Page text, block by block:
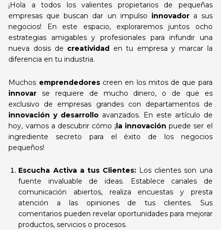
¡Hola a todos los valientes propietarios de pequeñas
empresas que buscan dar un impulso innovadora sus
negocios! En este espacio, exploraremos juntos ocho
estrategias amigables y profesionales para infundir una
nueva dosis de creatividad en tu empresa y marcar la
diferencia en tu industria.
Muchos emprendedorescreen en los mitos de que para
innovarse requiere de mucho dinero, o de que es
exclusivo de empresas grandes con departamentos de
innovación y desarrollo avanzados. En este artículo de
hoy, vamos a descubrir cómo ¡la innovaciónpuede ser el
ingrediente secreto para el éxito de los negocios
pequeños!
Escucha Activa a tus Clientes: Los clientes son una
fuente invaluable de ideas. Establece canales de
comunicación abiertos, realiza encuestas y presta
atención a las opiniones de tus clientes. Sus
comentarios pueden revelar oportunidades para mejorar
productos, servicios o procesos.